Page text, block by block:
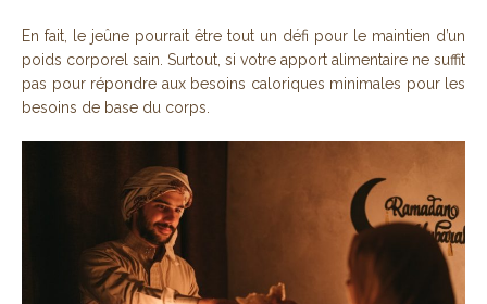
En fait, le jeûne pourrait être tout un défi pour le maintien d’un
poids corporel sain. Surtout, si votre apport alimentaire ne suffit
pas pour répondre aux besoins caloriques minimales pour les
besoins de base du corps.